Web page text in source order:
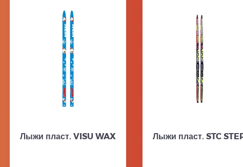
Лыжи пласт. VISU WAX Лыжи пласт. STC